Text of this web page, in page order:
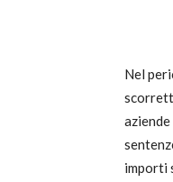
Nel
importi